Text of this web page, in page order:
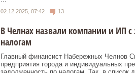
02.12.2025, 07:42 13
В Челнах назвали компании и ИП
налогам
Главный финансист Набережных Челнов
предприятия города и индивидуальных